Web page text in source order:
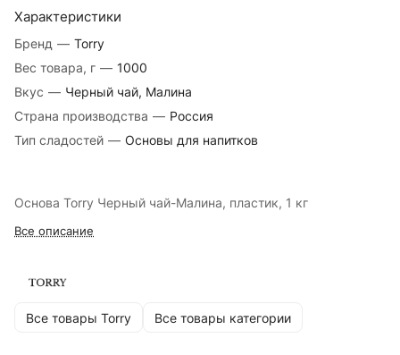
Характеристики
Бренд — Torry
Вес товара, г — 1000
Вкус — Черный чай, Малина
Страна производства — Россия
Тип сладостей — Основы для напитков
Основа Torry Черный чай-Малина, пластик, 1 кг
Все описание
Все товары Torry Все товары категории